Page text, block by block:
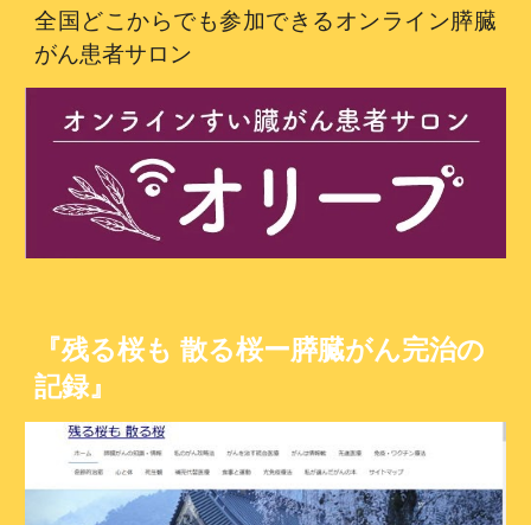
全国どこからでも参加できるオンライン膵臓
がん患者サロン
『残る桜も 散る桜ー膵臓がん完治の
記録』